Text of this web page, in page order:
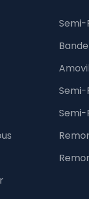
Semi-
Semi-
Semi-